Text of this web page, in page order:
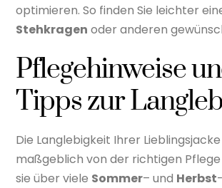
optimieren. So finden Sie leichter
Stehkragen oder anderen
Pflegehinweise
Tipps zur
Die Langlebigkeit Ihrer
maßgeblich von der richtigen
sie über viele Sommer– und Herbst